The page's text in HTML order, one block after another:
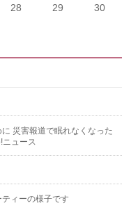
28 29
30
災害報道で眠れなくなった
ニュース
ィーの様子です